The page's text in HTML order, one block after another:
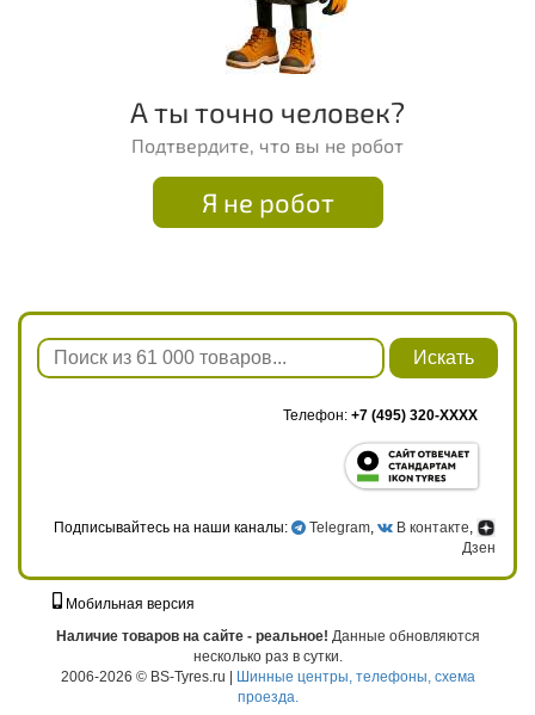
А ты точно человек?
Подтвердите, что вы не робот
Я не робот
Искать
Телефон: +7 (495) 320-XXXX
Подписывайтесь на наши каналы: Telegram , В контакте
Дзен
Мобильная версия
Наличие товаров на сайте - реальное! Данные обновляются
несколько раз в сутки.
2006-2026 © BS-Tyres.ru | Шинные центры, телефоны, схема
проезда.